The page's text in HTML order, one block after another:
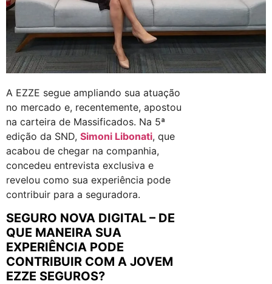
A EZZE segue ampliando sua atuação
no mercado e, recentemente, apostou
na carteira de Massificados. Na 5ª
edição da SND, Simoni Libonati, que
acabou de chegar na companhia,
concedeu entrevista exclusiva e
revelou como sua experiência pode
contribuir para a seguradora.
SEGURO NOVA DIGITAL – DE
QUE MANEIRA SUA
EXPERIÊNCIA PODE
CONTRIBUIR COM A JOVEM
EZZE SEGUROS?